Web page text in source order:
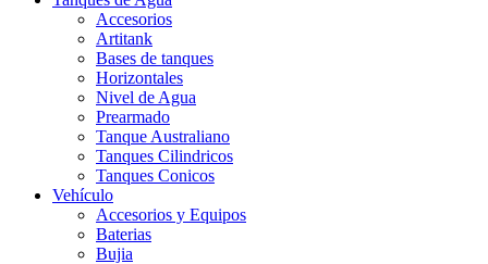
Accesorios
Artitank
Bases de tanques
Horizontales
Nivel de Agua
Prearmado
Tanque Australiano
Tanques Cilindricos
Tanques Conicos
Vehículo
Accesorios y Equipos
Baterias
Bujia